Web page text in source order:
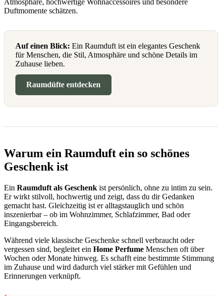
Duftmomente schätzen.
Auf einen Blick: Ein Raumduft ist ein elegantes Geschenk
für Menschen, die Stil, Atmosphäre und schöne Details im
Zuhause lieben.
Raumdüfte entdecken
Warum ein Raumduft ein so schönes
Geschenk ist
Ein Raumduft als Geschenk ist persönlich, ohne zu intim zu sein.
Er wirkt stilvoll, hochwertig und zeigt, dass du dir Gedanken
gemacht hast. Gleichzeitig ist er alltagstauglich und schön
inszenierbar – ob im Wohnzimmer, Schlafzimmer, Bad oder
Eingangsbereich.
Während viele klassische Geschenke schnell verbraucht oder
vergessen sind, begleitet ein Home Perfume Menschen oft über
Wochen oder Monate hinweg. Es schafft eine bestimmte Stimmung
im Zuhause und wird dadurch viel stärker mit Gefühlen und
Erinnerungen verknüpft.